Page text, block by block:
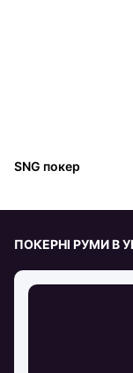
SNG покер
ПОКЕРНІ РУМИ В